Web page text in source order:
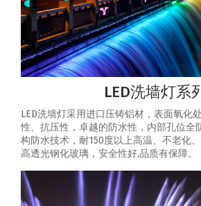
LED洗墙灯系
LED洗墙灯采用进口压铸铝材，表面氧化
性、抗压性，卓越的防水性，内部孔位全
构防水技术，耐150度以上高温、不老化
高透光钢化玻璃，安全性好,品质有保障。